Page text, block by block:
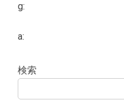
g:
a:
検索